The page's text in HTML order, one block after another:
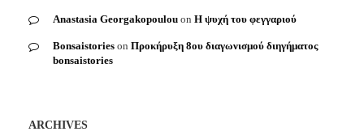
Anastasia Georgakopoulou on Η ψυχή του φεγγαριού
Bonsaistories on Προκήρυξη 8ου διαγωνισμού διηγήματος
bonsaistories
ARCHIVES